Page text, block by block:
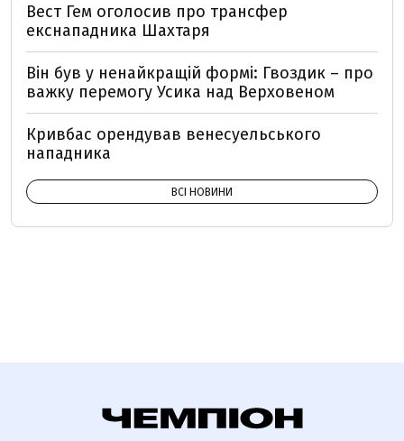
Вест Гем оголосив про трансфер
екснападника Шахтаря
Він був у ненайкращій формі: Гвоздик – про
важку перемогу Усика над Верховеном
Кривбас орендував венесуельського
нападника
ВСІ НОВИНИ